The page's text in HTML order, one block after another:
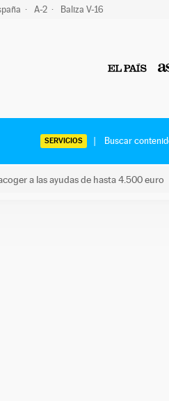
A-2 Baliza V-16
SERVICIOS
a las ayudas de hasta 4.500 euro